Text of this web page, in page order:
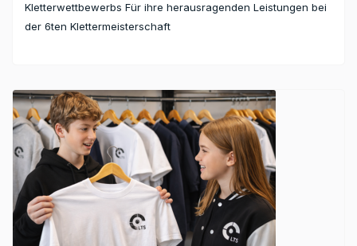
Kletterwettbewerbs Für ihre herausragenden Leistungen bei
der 6ten Klettermeisterschaft